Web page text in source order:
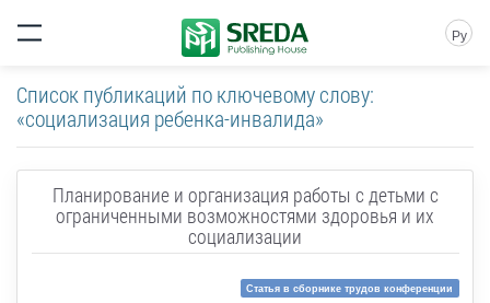
Ру
Список публикаций по ключевому слову:
«социализация ребенка-инвалида»
Планирование и организация работы с детьми с
ограниченными возможностями здоровья и их
социализации
Статья в сборнике трудов конференции